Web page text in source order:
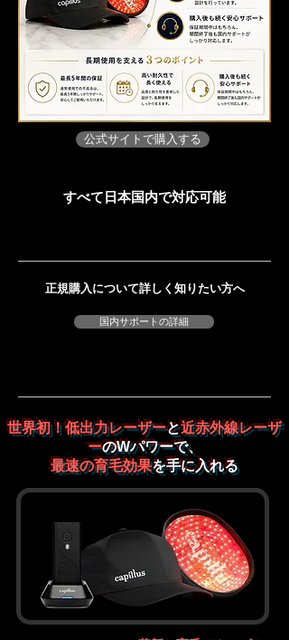
公式サイトで購入する
すべて日本国内で対応可能
​正規購入について詳しく知りたい方へ
国内サポートの詳細
世界初！低出力レーザーと近赤外線レーザ
ーのWパワーで、
最速の育毛効果を手に入れる